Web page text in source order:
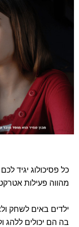
כל פסיכולוג יגיד
מהווה פעילות
ילדים באים לשחק
בה הם יכולים ללהג